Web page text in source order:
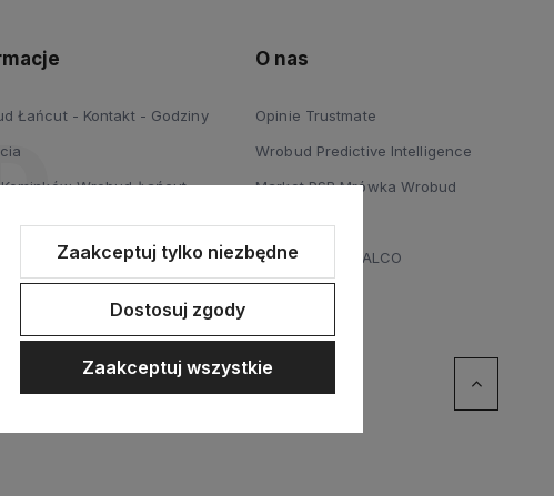
Łańcut - Kontakt - Godziny
Wrobud Łańcut
Drzwi i Podłóg Wrobud Łańcut
sprzętów budowlanych i
O nas
Opinie Trustmate
Wrobud Predictive Intelligence
Market PSB Mrówka Wrobud
Blog
Dystrybucja STALCO
Zaakceptuj tylko niezbędne
Dostosuj zgody
Zaakceptuj wszystkie